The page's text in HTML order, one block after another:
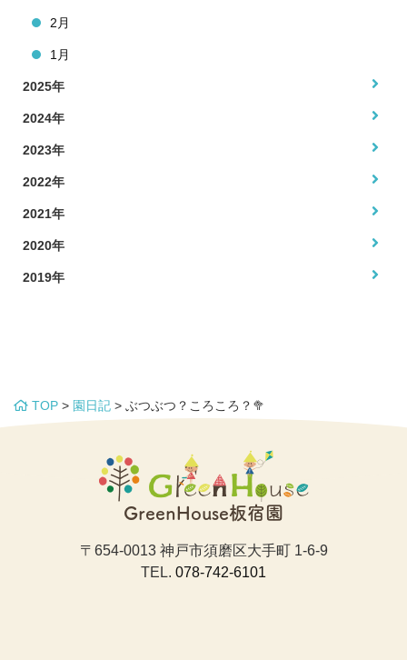
2月
1月
2025年
2024年
2023年
2022年
2021年
2020年
2019年
TOP > 園日記 > ぶつぶつ？ころころ？🥦
GreenHouse板宿園
〒654-0013 神戸市須磨区大手町 1-6-9
TEL. 078-742-6101